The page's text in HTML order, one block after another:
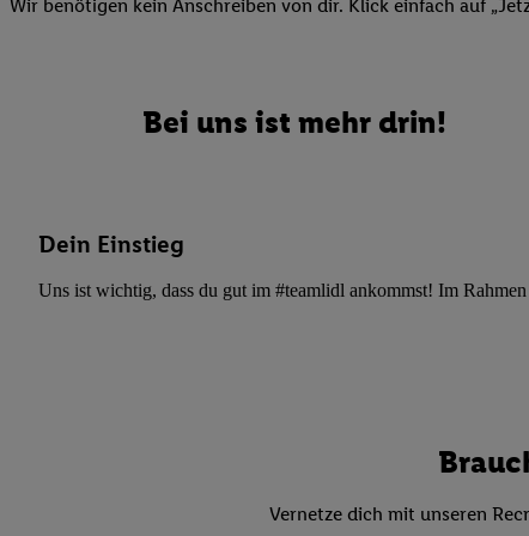
Wir benötigen kein Anschreiben von dir. Klick einfach auf
Bei uns ist mehr drin!
Dein Einstieg
Uns ist wichtig, dass du gut im #teamlidl ankommst! Im
Vernetze dich mit unseren
Anzeige von
von Zielgruppen